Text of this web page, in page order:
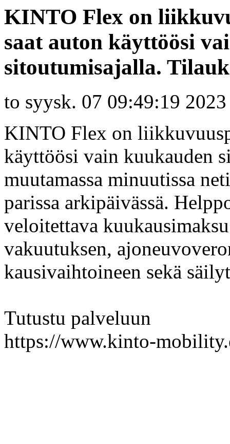
KINTO Flex on
saat auton käyttöösi
sitoutumisajalla.
to syysk. 07 09:49:19 2023
KINTO Flex on
käyttöösi vain kuukauden
muutamassa minuutissa
parissa arkipäivässä.
veloitettava
vakuutuksen,
kausivaihtoineen sekä
Tutustu palveluun
https://www.kinto-